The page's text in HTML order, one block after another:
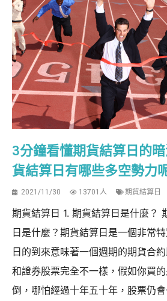
3分鐘看懂期貨結算日的
貨結算日有哪些多空勢力
2021/11/30 13701人 期貨結算日
期貨結算日 1. 期貨結算日是什麼？
日是什麼？期貨結算日是一個非常
日的到來意味著一個週期的期貨合
和證券股票完全不一樣，假如你買
倒，哪怕經過十年五十年，股票仍